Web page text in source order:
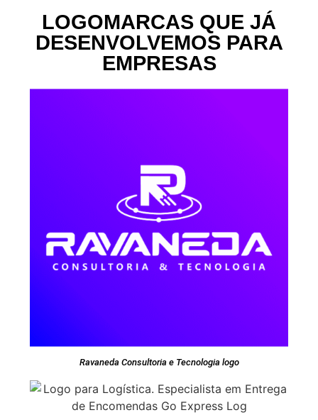
LOGOMARCAS QUE JÁ
DESENVOLVEMOS PARA
EMPRESAS
Ravaneda Consultoria e Tecnologia logo